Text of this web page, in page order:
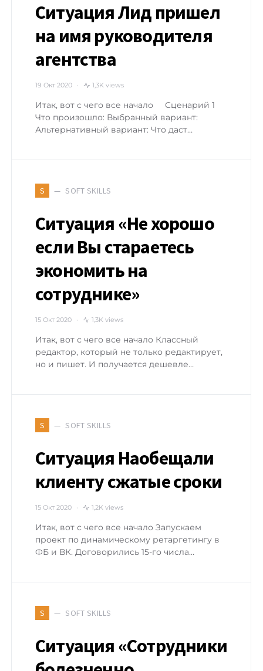
Ситуация Лид пришел
на имя руководителя
агентства
19 Окт 2020 1,3K views
Итак, вот с чего все начало Сценарий 1
Что произошло: Выбранный вариант:
Альтернативный вариант: Что даст…
S SOFT SKILLS
Ситуация «Не хорошо
если Вы стараетесь
экономить на
сотруднике»
15 Окт 2020 1,3K views
Итак, вот с чего все начало Классный
редактор, который не только редактирует,
но и пишет. И получается дешевле…
S SOFT SKILLS
Ситуация Наобещали
клиенту сжатые сроки
15 Окт 2020 1,2K views
Итак, вот с чего все начало Запускаем
проект по динамическому ретаргетингу в
ФБ и ВК. Договорились 15-го числа…
S SOFT SKILLS
Ситуация «Сотрудники